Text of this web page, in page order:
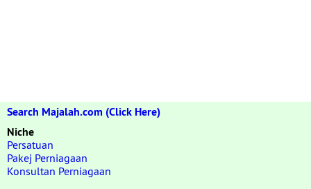
Search Majalah.com (Click Here)
Niche
Persatuan
Pakej Perniagaan
Konsultan Perniagaan